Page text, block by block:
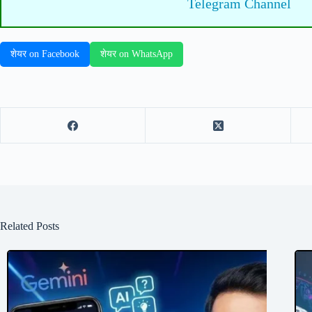
Telegram Channel
शेयर on Facebook शेयर on WhatsApp
Related Posts